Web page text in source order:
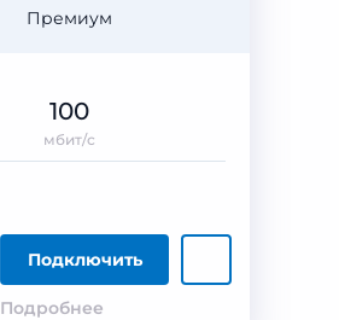
Премиум
Подключить
Подробнее
100
мбит/с